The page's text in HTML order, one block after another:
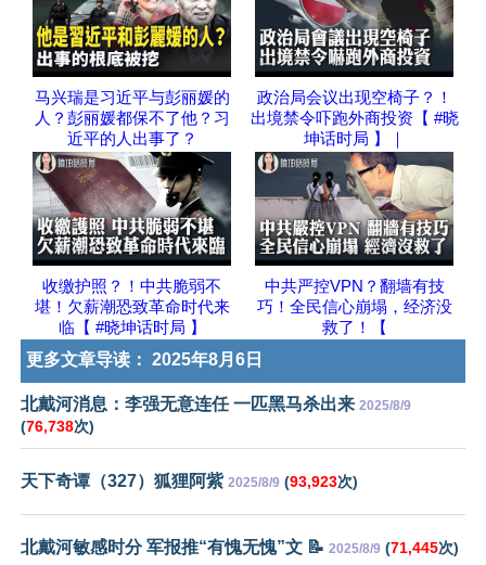
马兴瑞是习近平与彭丽媛的
人？彭丽媛都保不了他？习
近平的人出事了？
政治局会议出现空椅子？！
出境禁令吓跑外商投资【 #晓
坤话时局 】｜
收缴护照？！中共脆弱不
堪！欠薪潮恐致革命时代来
临【 #晓坤话时局 】
中共严控VPN？翻墙有技
巧！全民信心崩塌，经济没
救了！【
更多文章导读： 2025年8月6日
北戴河消息：李强无意连任 一匹黑马杀出来 2025/8/9
(76,738次)
天下奇谭（327）狐狸阿紫 2025/8/9 (93,923次)
北戴河敏感时分 军报推“有愧无愧”文 📝 2025/8/9 (71,445次)